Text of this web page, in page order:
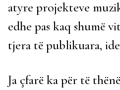
atyre projekteve
edhe pas kaq shumë
tjera të publikuara,
Ja çfarë ka për të